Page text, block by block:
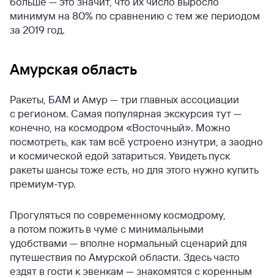
минимум на 80% по сравнению с тем же периодом
за 2019 год.
Амурская область
Ракеты, БАМ и Амур — три главных ассоциации
с регионом. Самая популярная экскурсия тут —
конечно, на космодром «Восточный». Можно
посмотреть, как там всё устроено изнутри, а заодно
и космической едой затариться. Увидеть пуск
ракеты шансы тоже есть, но для этого нужно купить
премиум-тур.
Прогуляться по современному космодрому,
а потом пожить в чуме с минимальными
удобствами — вполне нормальный сценарий для
путешествия по Амурской области. Здесь часто
ездят в гости к эвенкам — знакомятся с коренным